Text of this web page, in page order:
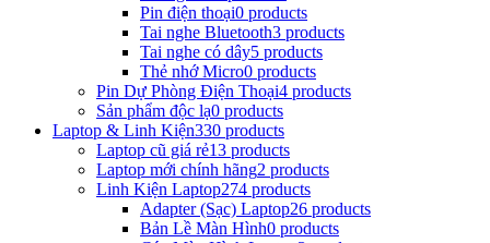
Pin điện thoại0 products
Tai nghe Bluetooth3 products
Tai nghe có dây5 products
Thẻ nhớ Micro0 products
Pin Dự Phòng Điện Thoại4 products
Sản phẩm độc lạ0 products
Laptop & Linh Kiện330 products
Laptop cũ giá rẻ13 products
Laptop mới chính hãng2 products
Linh Kiện Laptop274 products
Adapter (Sạc) Laptop26 products
Bản Lề Màn Hình0 products